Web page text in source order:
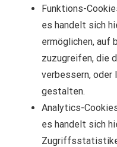
Funktions-
es handelt sich
ermöglichen, auf
zuzugreifen, die
verbessern, oder
gestalten.
Analytics-
es handelt sich